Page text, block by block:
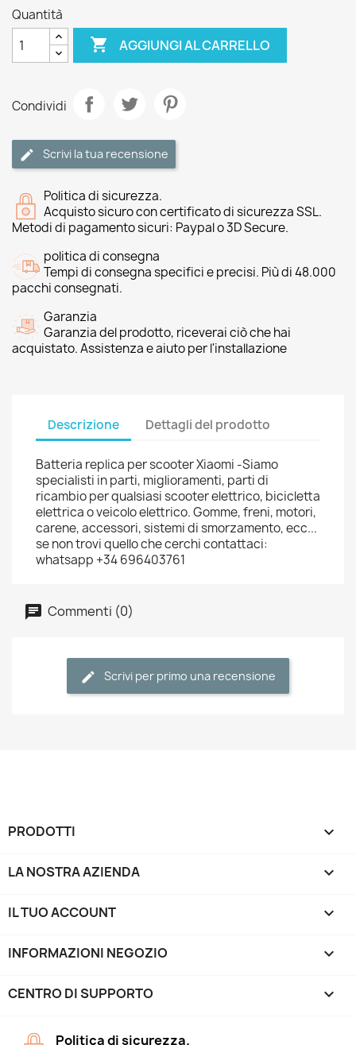
Quantità
 AGGIUNGI AL CARRELLO
Condividi
Scrivi la tua recensione
Politica di sicurezza.
Acquisto sicuro con certificato di sicurezza SSL.
Metodi di pagamento sicuri: Paypal o 3D Secure.
politica di consegna
Tempi di consegna specifici e precisi. Più di 48.000
pacchi consegnati.
Garanzia
Garanzia del prodotto, riceverai ciò che hai
acquistato. Assistenza e aiuto per l'installazione
Descrizione Dettagli del prodotto
Batteria replica per scooter Xiaomi -Siamo
specialisti in parti, miglioramenti, parti di
ricambio per qualsiasi scooter elettrico, bicicletta
elettrica o veicolo elettrico. Gomme, freni, motori,
carene, accessori, sistemi di smorzamento, ecc...
se non trovi quello che cerchi contattaci:
whatsapp +34 696403761
Commenti (0)
Scrivi per primo una recensione
PRODOTTI 
LA NOSTRA AZIENDA 
IL TUO ACCOUNT 
INFORMAZIONI NEGOZIO keyboard_arrow_down
CENTRO DI SUPPORTO 
Politica di sicurezza.